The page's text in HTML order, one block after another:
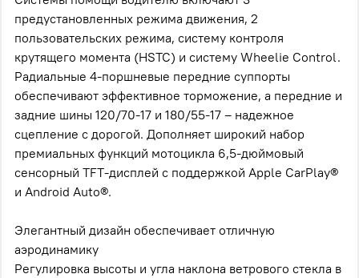
предустановленных режима движения, 2
пользовательских режима, систему контроля
крутящего момента (HSTC) и систему Wheelie Control.
Радиальные 4-поршневые передние суппорты
обеспечивают эффективное торможение, а передние и
задние шины 120/70-17 и 180/55-17 – надежное
сцепление с дорогой. Дополняет широкий набор
премиальных функций мотоцикла 6,5-дюймовый
сенсорный TFT-дисплей с поддержкой Apple CarPlay®
и Android Auto®.
Элегантный дизайн обеспечивает отличную
аэродинамику
Регулировка высоты и угла наклона ветрового стекла в